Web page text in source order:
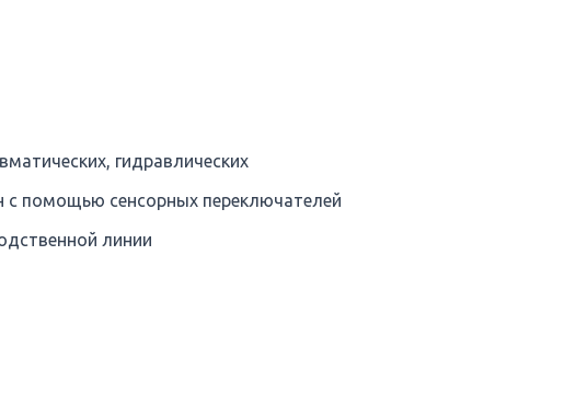
гидравлических
помощью сенсорных переключателей
линии